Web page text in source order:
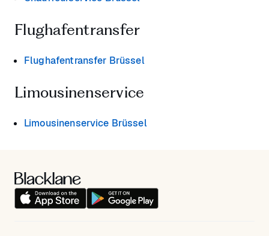
Flughafentransfer
Flughafentransfer Brüssel
Limousinenservice
Limousinenservice Brüssel